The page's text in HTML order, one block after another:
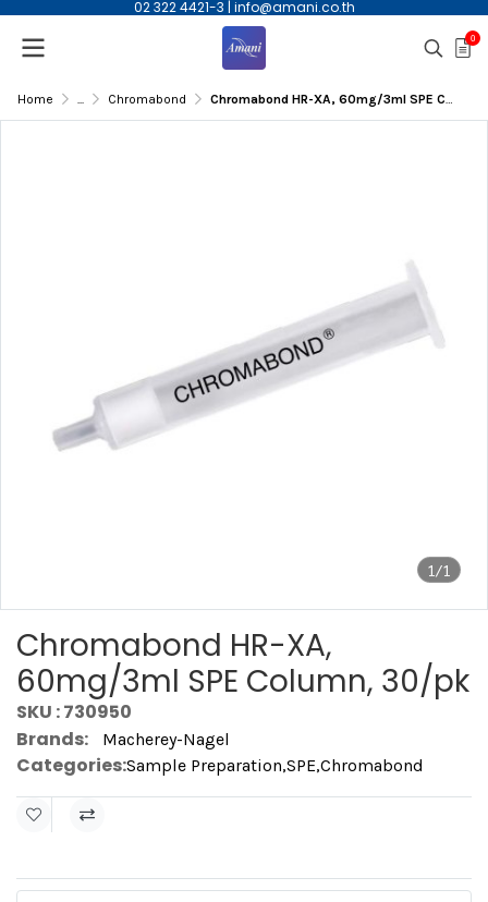
02 322 4421-3 | info@amani.co.th
0
Home ... Chromabond Chromabond HR-XA, 60mg/3ml SPE Column, 30/pk
1/1
Chromabond HR-XA,
60mg/3ml SPE Column, 30/pk
SKU : 730950
Brands:
Macherey-Nagel
Categories:Sample Preparation,SPE,Chromabond